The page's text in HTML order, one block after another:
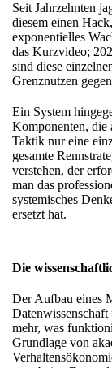
Seit Jahrzehnten
diesem einen
exponentielles
das Kurzvideo;
sind diese
Grenznutzen
Ein System
Komponenten, die
Taktik nur eine
gesamte
verstehen, der
man das
systemisches
ersetzt hat.
Die
Der Aufbau eines
mehr, was
Grundlage von